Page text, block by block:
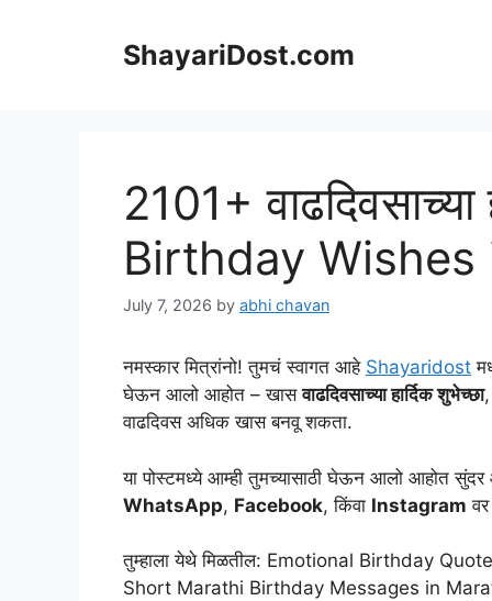
ShayariDost.com
2101+ वाढदिवसाच्या
Birthday
July 7, 2026 by abhi chavan
नमस्कार मित्रांनो! तुमचं स्वागत आहे Shayaridost
घेऊन आलो आहोत – खासवाढदिवसाच्या हार्दिक शुभेच्छा,
वाढदिवस अधिक खास बनवू शकता.
या पोस्टमध्ये आम्ही तुमच्यासाठी घेऊन आलो आहोत सुंदर
WhatsApp, Facebook, किंवा Instagram
तुम्हाला येथे मिळतील: Emotional Birthday
Short Marathi Birthday Messages in